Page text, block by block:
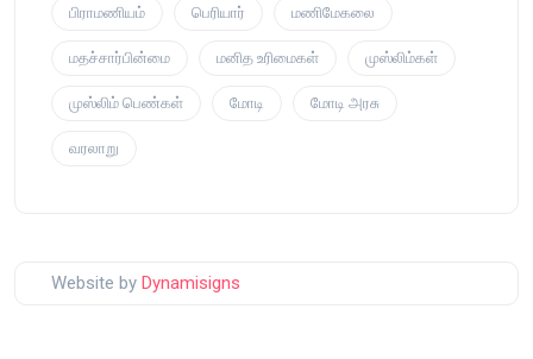
பிராமணியம் பெரியார் மணிமேகலை
மதச்சார்பின்மை மனித உரிமைகள் முஸ்லிம்கள்
முஸ்லிம் பெண்கள் மோடி மோடி அரசு
வரலாறு
Website by Dynamisigns